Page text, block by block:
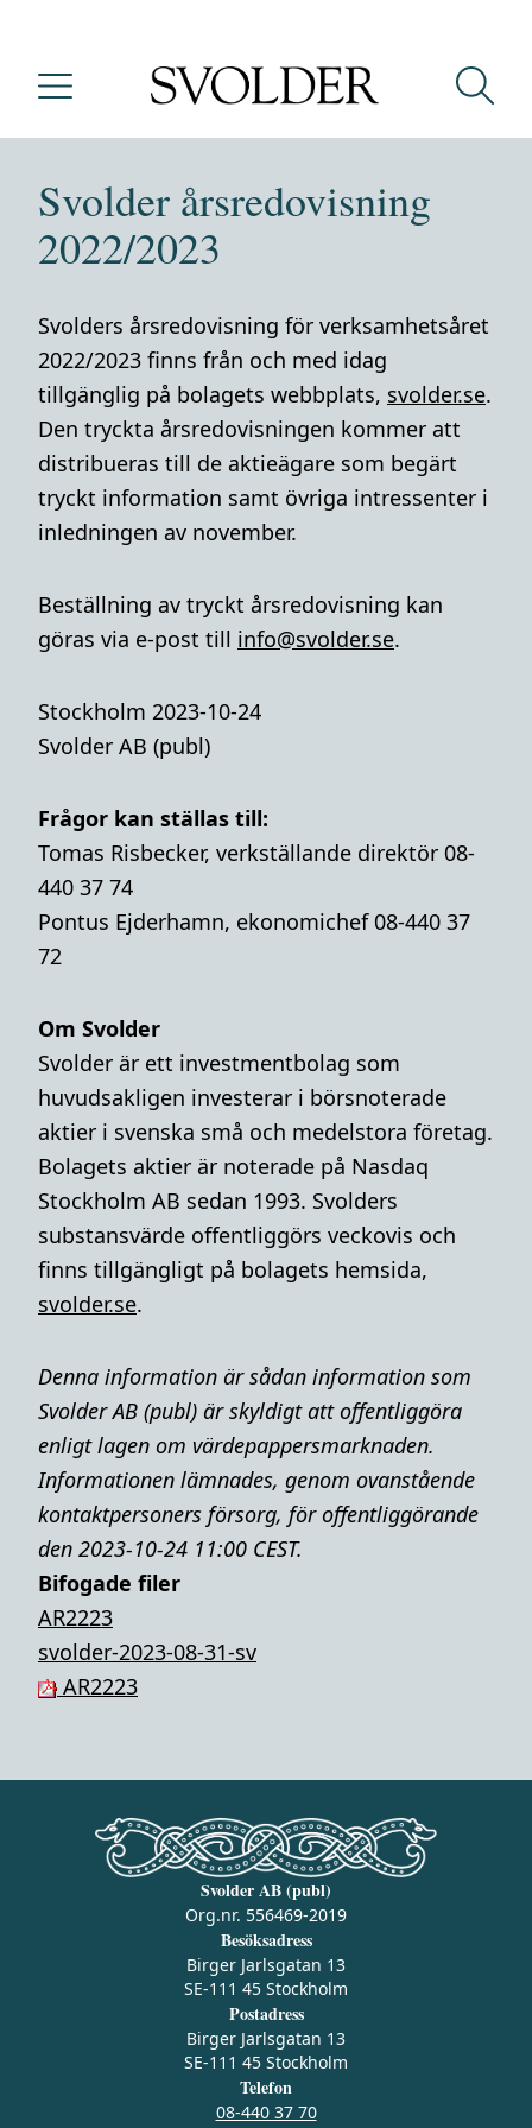
Svolder årsredovisning
2022/2023
Svolders årsredovisning för verksamhetsåret
2022/2023 finns från och med idag
tillgänglig på bolagets webbplats, svolder.se.
Den tryckta årsredovisningen kommer att
distribueras till de aktieägare som begärt
tryckt information samt övriga intressenter i
inledningen av november.
Beställning av tryckt årsredovisning kan
göras via e-post till info@svolder.se.
Stockholm 2023-10-24
Svolder AB (publ)
Frågor kan ställas till:
Tomas Risbecker, verkställande direktör 08-
440 37 74
Pontus Ejderhamn, ekonomichef 08-440 37
72
Om Svolder
Svolder är ett investmentbolag som
huvudsakligen investerar i börsnoterade
aktier i svenska små och medelstora företag.
Bolagets aktier är noterade på Nasdaq
Stockholm AB sedan 1993. Svolders
substansvärde offentliggörs veckovis och
finns tillgängligt på bolagets hemsida,
svolder.se.
Denna information är sådan information som
Svolder AB (publ) är skyldigt att offentliggöra
enligt lagen om värdepappersmarknaden.
Informationen lämnades, genom ovanstående
kontaktpersoners försorg, för offentliggörande
den 2023-10-24 11:00 CEST.
Bifogade filer
AR2223
svolder-2023-08-31-sv
AR2223
Svolder AB (publ)
Org.nr. 556469-2019
Besöksadress
Birger Jarlsgatan 13
SE-111 45 Stockholm
Postadress
Birger Jarlsgatan 13
SE-111 45 Stockholm
Telefon
08-440 37 70